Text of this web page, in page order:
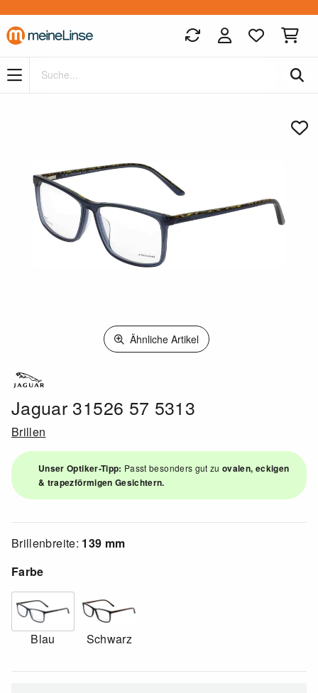
Zum Hauptinhalt springen
Ähnliche Artikel
Jaguar 31526 57 5313
Brillen
Unser Optiker-Tipp: Passt besonders gut zuovalen, eckigen
& trapezförmigen Gesichtern.
Brillenbreite: 139 mm
Farbe
Blau Schwarz